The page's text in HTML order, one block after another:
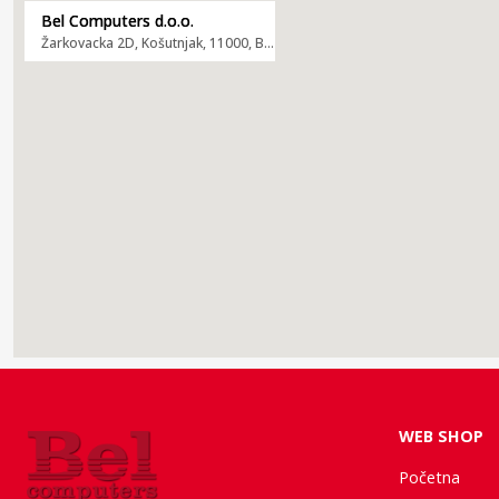
Bel Computers d.o.o.
Žarkovacka 2D, Košutnjak, 11000, Beograd
WEB SHOP
Početna